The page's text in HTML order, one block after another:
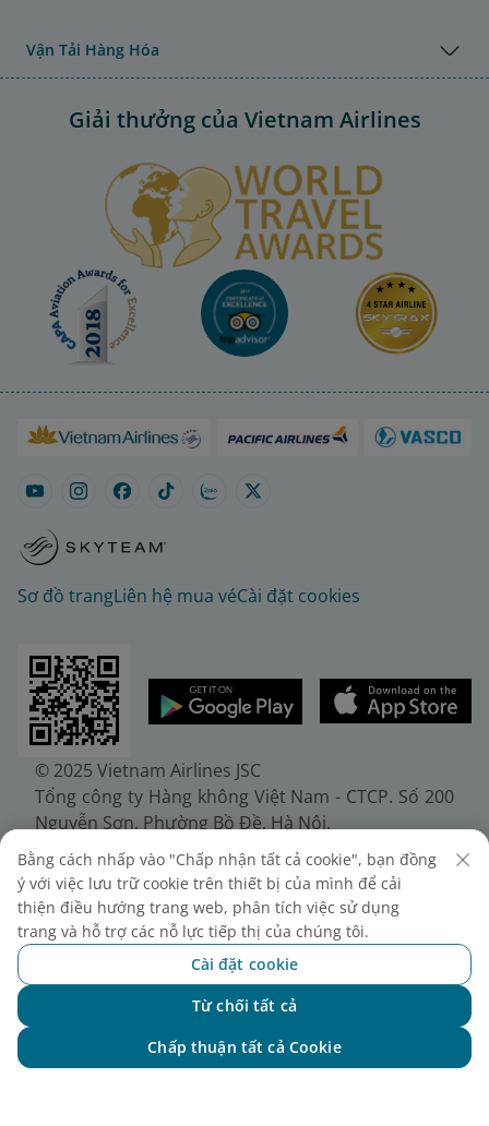
Vận Tải Hàng Hóa
Giải thưởng của Vietnam Airlines
Sơ đồ trangLiên hệ mua véCài đặt cookies
© 2025 Vietnam Airlines JSC
Tổng công ty Hàng không Việt Nam - CTCP. Số 200
Nguyễn Sơn, Phường Bồ Đề, Hà Nội.
Điện thoại: (+84-24) 38272289. Fax: (+84-24)
38722375
Giấy chứng nhận đăng ký doanh nghiệp, mã số
doanh nghiệp 0100107518, đăng ký lần đầu ngày
30/6/2010, đăng ký thay đổi lần thứ 10 ngày
24/7/2025, cấp bởi Sở Tài chính Thành phố Hà Nội.
Bằng cách nhấp vào "Chấp nhận tất cả cookie", bạn đồng
ý với việc lưu trữ cookie trên thiết bị của mình để cải
thiện điều hướng trang web, phân tích việc sử dụng
trang và hỗ trợ các nỗ lực tiếp thị của chúng tôi.
Cài đặt cookie
Từ chối tất cả
Chấp thuận tất cả Cookie